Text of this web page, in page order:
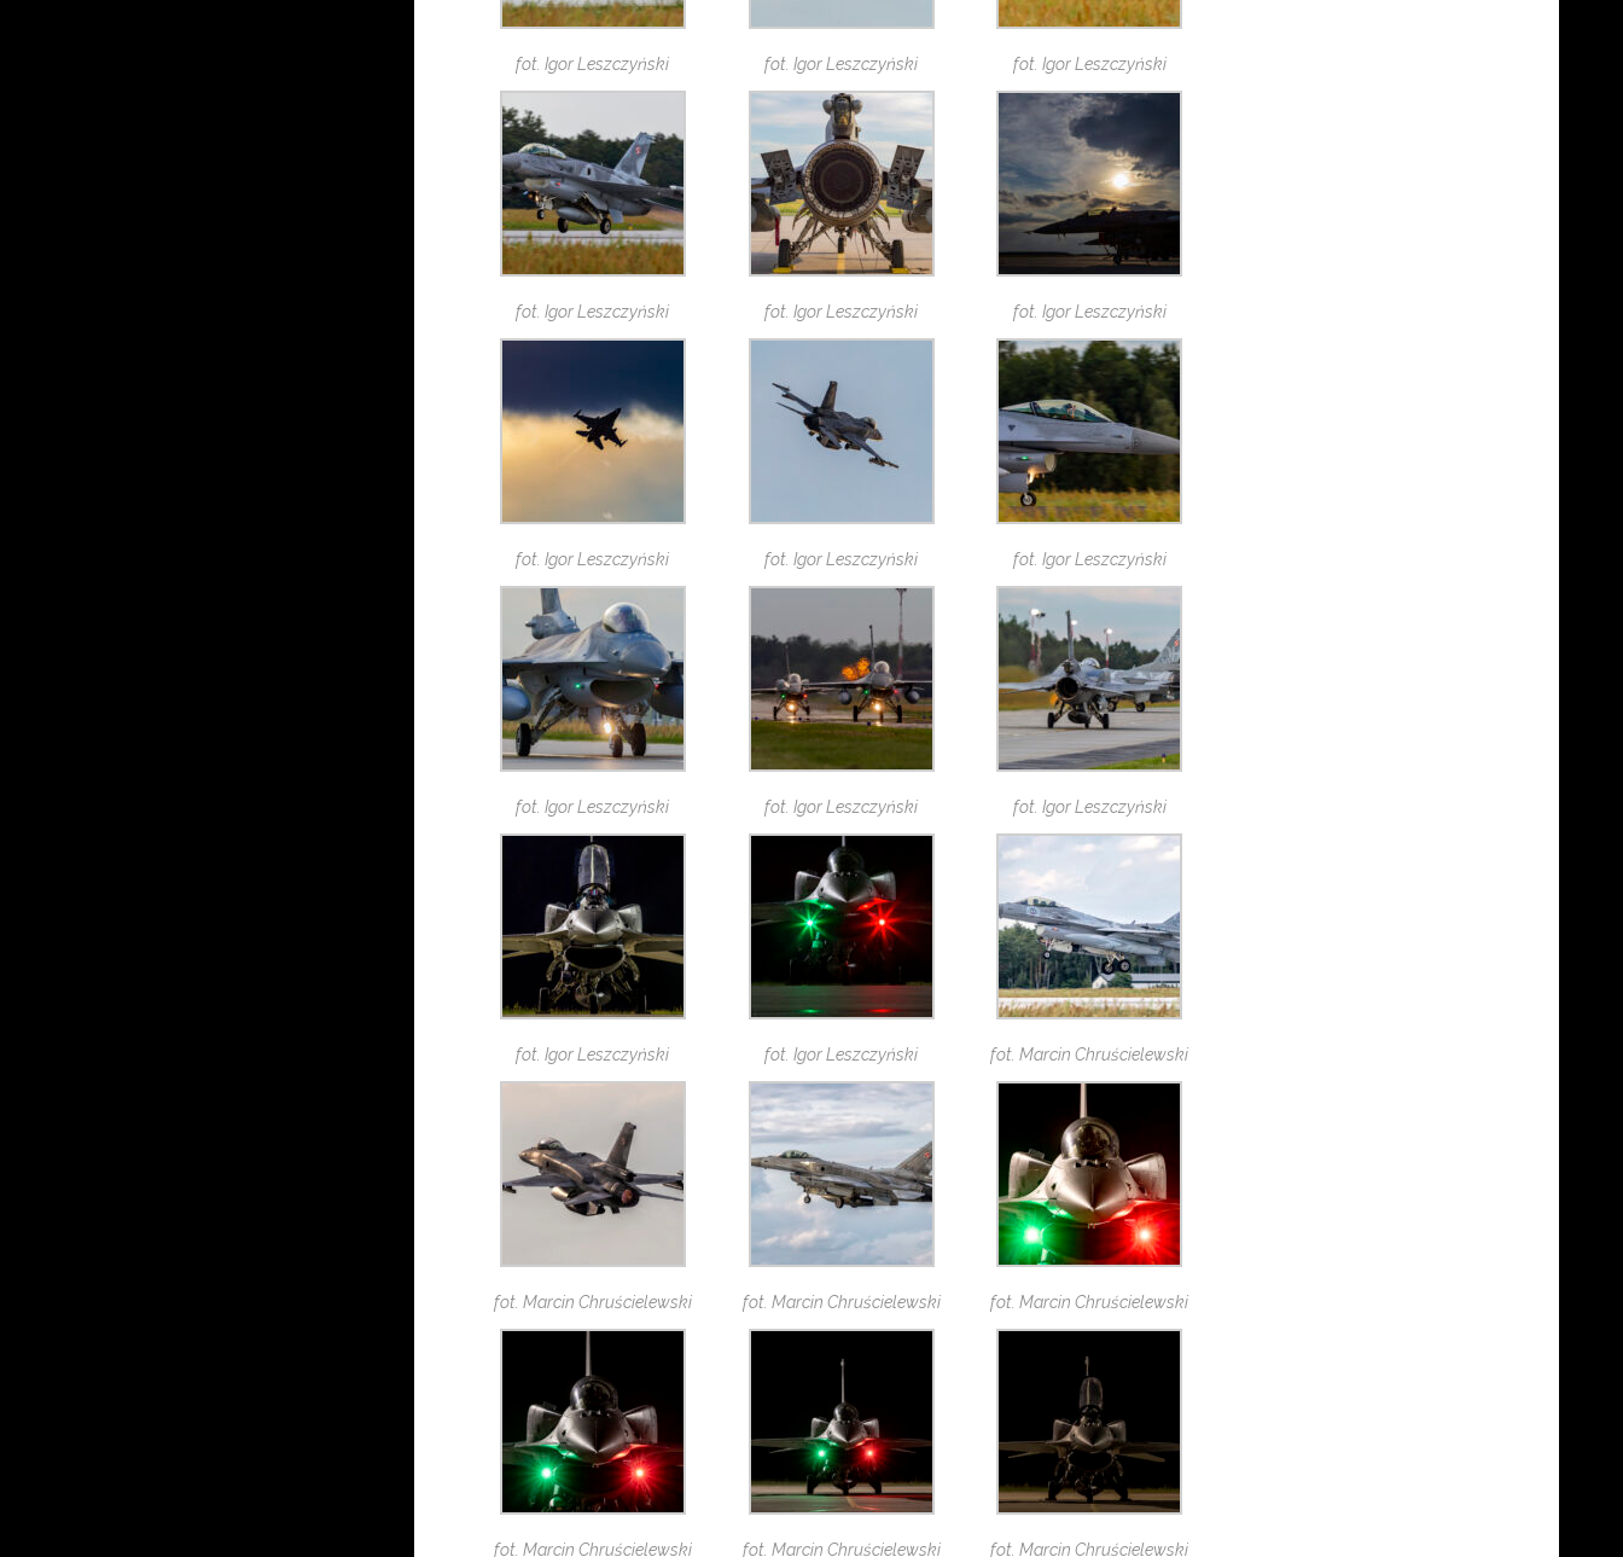
fot. Igor Leszczyński fot. Igor Leszczyński fot. Igor Leszczyński
fot. Igor Leszczyński fot. Igor Leszczyński fot. Igor Leszczyński
fot. Igor Leszczyński fot. Igor Leszczyński fot. Igor Leszczyński
fot. Igor Leszczyński fot. Igor Leszczyński fot. Igor Leszczyński
fot. Igor Leszczyński fot. Igor Leszczyński fot. Marcin Chruścielewski
fot. Marcin Chruścielewski fot. Marcin Chruścielewski fot. Marcin Chruścielewski
fot. Marcin Chruścielewski fot. Marcin Chruścielewski fot. Marcin Chruścielewski